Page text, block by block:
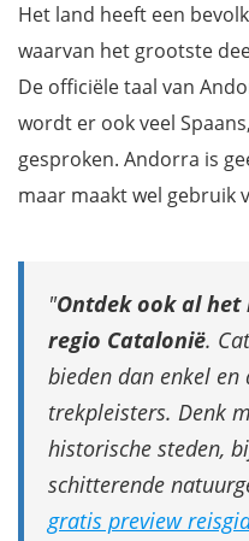
Sant Julià de Lòria
Ecopark Naturlandia
Sant Joan de Caselles kerk
Parc Natural Comunal de
Estanys Tristaina
Ertsmijnen van Llorts
Andorra als tussenstop
Mis niets: download onze
Het land heeft een
waarvan het grootste
De officiële taal van
wordt er ook veel
gesproken. Andorra is
maar maakt wel gebruik
Ontdek ook al het
regio Catalonië.
bieden dan enkel
trekpleisters. Denk
historische steden,
schitterende
gratis preview